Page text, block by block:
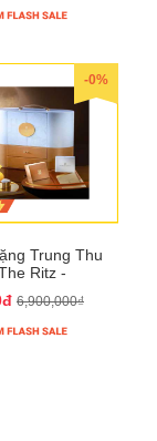
-0%
Trung Thu
Ritz -
6,900,000₫